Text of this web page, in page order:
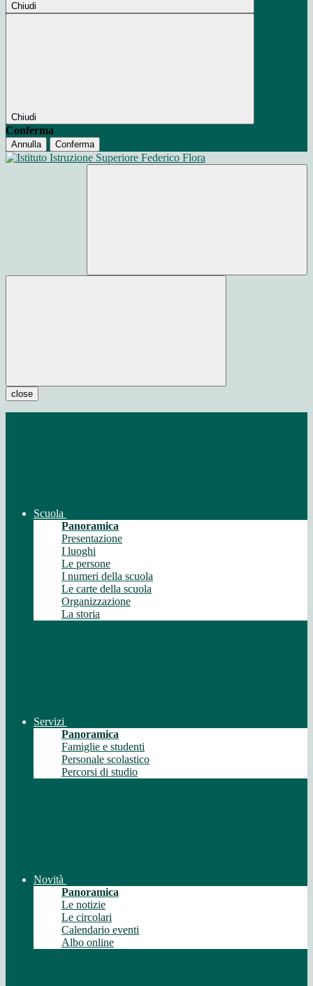
Chiudi
Chiudi
Conferma
Annulla Conferma
close
Scuola
Panoramica
Presentazione
I luoghi
Le persone
I numeri della scuola
Le carte della scuola
Organizzazione
La storia
Servizi
Panoramica
Famiglie e studenti
Personale scolastico
Percorsi di studio
Novità
Panoramica
Le notizie
Le circolari
Calendario eventi
Albo online